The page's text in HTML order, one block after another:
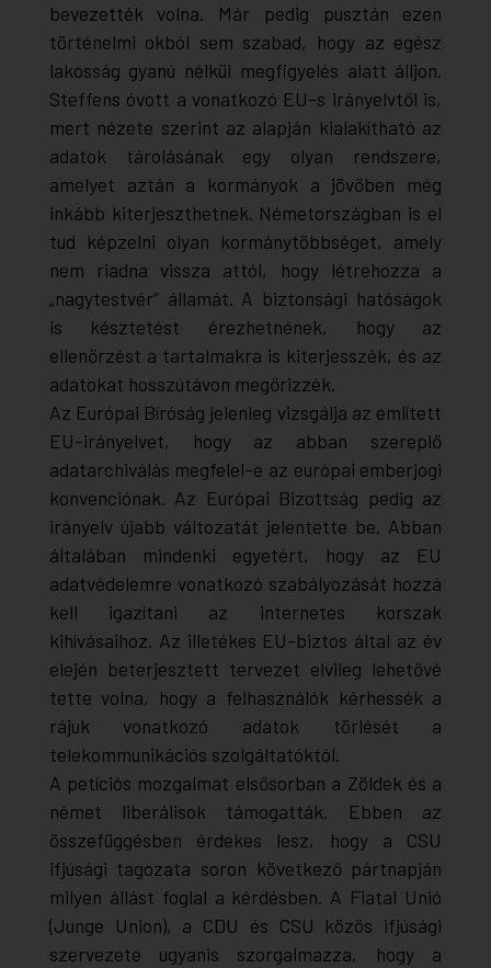
bevezették volna. Már pedig pusztán ezen
történelmi okból sem szabad, hogy az egész
lakosság gyanú nélkül megfigyelés alatt álljon.
Steffens óvott a vonatkozó EU-s irányelvtől is,
mert nézete szerint az alapján kialakítható az
adatok tárolásának egy olyan rendszere,
amelyet aztán a kormányok a jövőben még
inkább kiterjeszthetnek. Németországban is el
tud képzelni olyan kormánytöbbséget, amely
nem riadna vissza attól, hogy létrehozza a
„nagytestvér” államát. A biztonsági hatóságok
is késztetést érezhetnének, hogy az
ellenőrzést a tartalmakra is kiterjesszék, és az
adatokat hosszútávon megőrizzék.
Az Európai Bíróság jelenleg vizsgálja az említett
EU-irányelvet, hogy az abban szereplő
adatarchiválás megfelel-e az európai emberjogi
konvenciónak. Az Európai Bizottság pedig az
irányelv újabb változatát jelentette be. Abban
általában mindenki egyetért, hogy az EU
adatvédelemre vonatkozó szabályozását hozzá
kell igazítani az internetes korszak
kihívásaihoz. Az illetékes EU-biztos által az év
elején beterjesztett tervezet elvileg lehetővé
tette volna, hogy a felhasználók kérhessék a
rájuk vonatkozó adatok törlését a
telekommunikációs szolgáltatóktól.
A petíciós mozgalmat elsősorban a Zöldek és a
német liberálisok támogatták. Ebben az
összefüggésben érdekes lesz, hogy a CSU
ifjúsági tagozata soron következő pártnapján
milyen állást foglal a kérdésben. A Fiatal Unió
(Junge Union), a CDU és CSU közös ifjúsági
szervezete ugyanis szorgalmazza, hogy a